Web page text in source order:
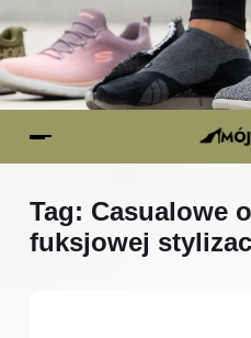
Tag: Casualowe
fuksjowej